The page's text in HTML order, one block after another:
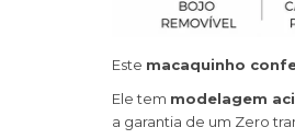
Este macaquinho
Ele tem modelagem
a garantia de um Zero